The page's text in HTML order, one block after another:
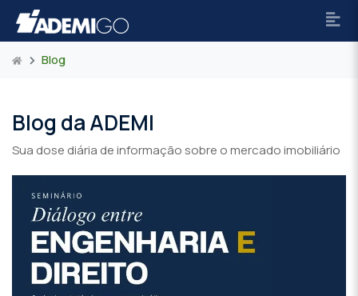
Blog
Blog da ADEMI
Sua dose diária de informação sobre o mercado imobiliário